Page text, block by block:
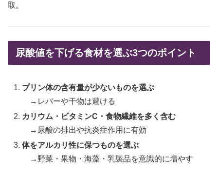
取。
尿酸値を下げる食材を選ぶ3つのポイント
プリン体の含有量が少ないものを選ぶ
→レバーや干物は避ける
カリウム・ビタミンC・食物繊維を多く含む
→尿酸の排出や抗炎症作用に有効
体をアルカリ性に保つものを選ぶ
→野菜・果物・海藻・乳製品を意識的に増やす